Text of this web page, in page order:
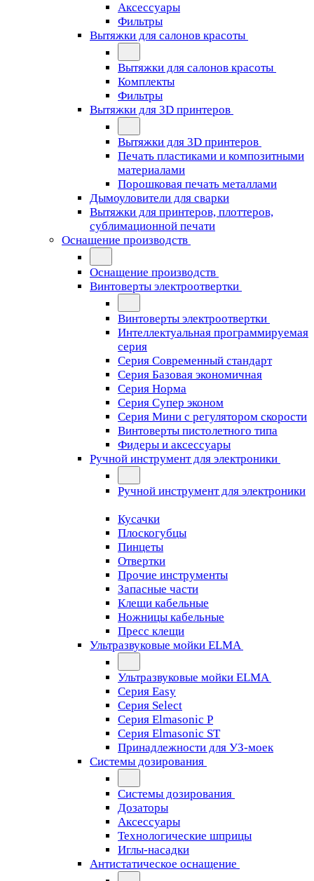
Аксессуары
Фильтры
Вытяжки для салонов красоты
Вытяжки для салонов красоты
Комплекты
Фильтры
Вытяжки для 3D принтеров
Вытяжки для 3D принтеров
Печать пластиками и композитными
материалами
Порошковая печать металлами
Дымоуловители для сварки
Вытяжки для принтеров, плоттеров,
сублимационной печати
Оснащение производств
Оснащение производств
Винтоверты электроотвертки
Винтоверты электроотвертки
Интеллектуальная программируемая
серия
Серия Современный стандарт
Серия Базовая экономичная
Серия Норма
Серия Cупер эконом
Серия Мини с регулятором скорости
Винтоверты пистолетного типа
Фидеры и аксессуары
Ручной инструмент для электроники
Ручной инструмент для электроники
Кусачки
Плоскогубцы
Пинцеты
Отвертки
Прочие инструменты
Запасные части
Клещи кабельные
Ножницы кабельные
Пресс клещи
Ультразвуковые мойки ELMA
Ультразвуковые мойки ELMA
Серия Easy
Серия Select
Серия Elmasonic P
Серия Elmasonic ST
Принадлежности для УЗ-моек
Системы дозирования
Системы дозирования
Дозаторы
Аксессуары
Технологические шприцы
Иглы-насадки
Антистатическое оснащение